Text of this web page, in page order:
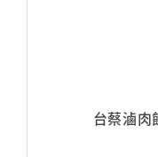
台蔡滷肉